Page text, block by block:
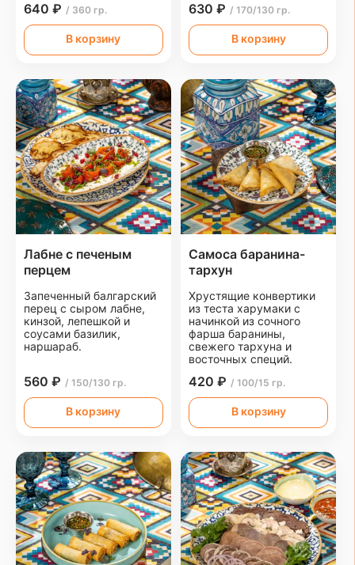
640 ₽ / 360 гр.
В корзину
630 ₽ / 170/130 гр.
В корзину
Лабне с печеным
перцем
Запеченный балгарский
перец с сыром лабне,
кинзой, лепешкой и
соусами базилик,
наршараб.
560 ₽ / 150/130 гр.
В корзину
Самоса баранина-
тархун
Хрустящие конвертики
из теста харумаки с
начинкой из сочного
фарша баранины,
свежего тархуна и
восточных специй.
420 ₽ / 100/15 гр.
В корзину